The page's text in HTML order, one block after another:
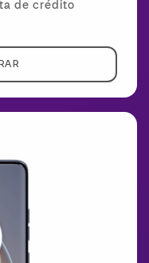
de crédito